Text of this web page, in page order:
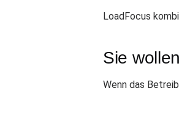
LoadFocus
Sie
Wenn das